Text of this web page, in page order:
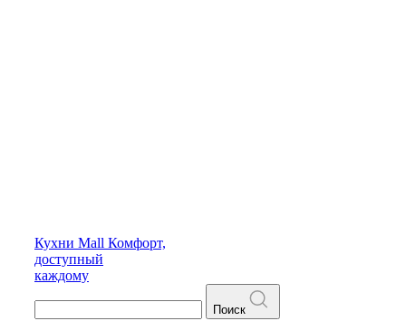
Кухни Mall Комфорт,
доступный
каждому
Поиск